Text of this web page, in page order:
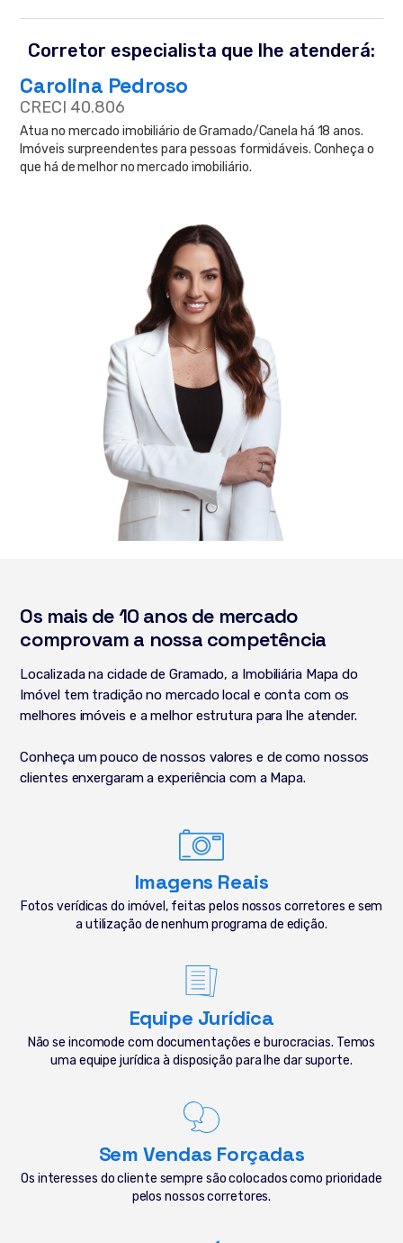
Corretor especialista que lhe atenderá:
Carolina Pedroso
CRECI 40.806
Atua no mercado imobiliário de Gramado/Canela há 18 anos.
Imóveis surpreendentes para pessoas formidáveis. Conheça o
que há de melhor no mercado imobiliário.
Os mais de 10 anos de mercado
comprovam a nossa competência
Localizada na cidade de Gramado, a Imobiliária Mapa do
Imóvel tem tradição no mercado local e conta com os
melhores imóveis e a melhor estrutura para lhe atender.
Conheça um pouco de nossos valores e de como nossos
clientes enxergaram a experiência com a Mapa.
Imagens Reais
Fotos verídicas do imóvel, feitas pelos nossos corretores e sem
a utilização de nenhum programa de edição.
Equipe Jurídica
Não se incomode com documentações e burocracias. Temos
uma equipe jurídica à disposição para lhe dar suporte.
Sem Vendas Forçadas
Os interesses do cliente sempre são colocados como prioridade
pelos nossos corretores.